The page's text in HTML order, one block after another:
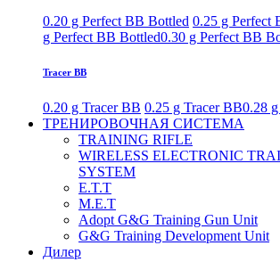
0.20 g Perfect BB Bottled 0.25 g Perfect
g Perfect BB Bottled0.30 g Perfect BB
Tracer BB
0.20 g Tracer BB 0.25 g Tracer BB0.28
ТРЕНИРОВОЧНАЯ СИСТЕМА
TRAINING RIFLE
WIRELESS ELECTRONIC
SYSTEM
E.T.T
M.E.T
Adopt G&G Training Gun Unit
G&G Training Development Unit
Дилер